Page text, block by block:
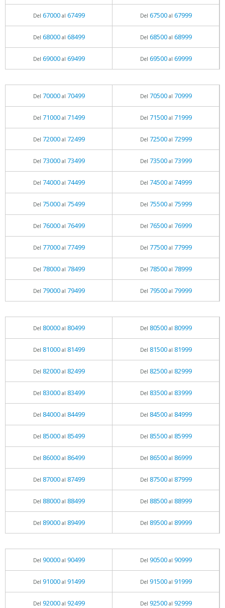
Del 67000al 67499 Del 67500al 67999
Del 68000al 68499 Del 68500al 68999
Del 69000al 69499 Del 69500al 69999
Del 70000al 70499 Del 70500al 70999
Del 71000al 71499 Del 71500al 71999
Del 72000al 72499 Del 72500al 72999
Del 73000al 73499 Del 73500al 73999
Del 74000al 74499 Del 74500al 74999
Del 75000al 75499 Del 75500al 75999
Del 76000al 76499 Del 76500al 76999
Del 77000al 77499 Del 77500al 77999
Del 78000al 78499 Del 78500al 78999
Del 79000al 79499 Del 79500al 79999
Del 80000al 80499 Del 80500al 80999
Del 81000al 81499 Del 81500al 81999
Del 82000al 82499 Del 82500al 82999
Del 83000al 83499 Del 83500al 83999
Del 84000al 84499 Del 84500al 84999
Del 85000al 85499 Del 85500al 85999
Del 86000al 86499 Del 86500al 86999
Del 87000al 87499 Del 87500al 87999
Del 88000al 88499 Del 88500al 88999
Del 89000al 89499 Del 89500al 89999
Del 90000al 90499 Del 90500al 90999
Del 91000al 91499 Del 91500al 91999
Del 92000al 92499 Del 92500al 92999